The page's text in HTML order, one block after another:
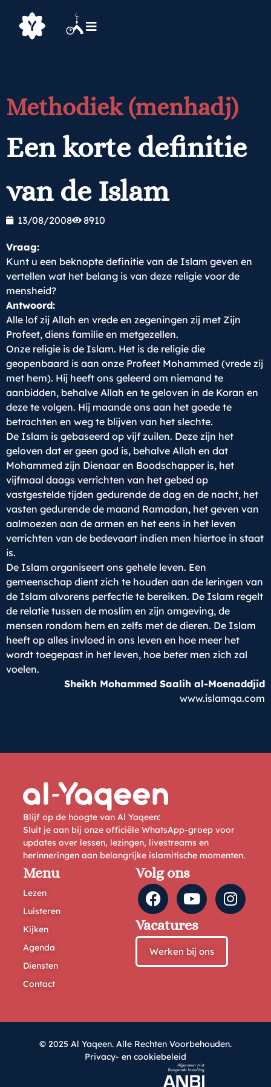
Methodiek (menhadj)
Een korte definitie
van de Islam
13/08/2008 8910
Vraag:
Kunt u een beknopte definitie van de Islam geven en
vertellen wat het belang is van deze religie voor de
mensheid?
Antwoord:
Alle lof zij Allah en vrede en zegeningen zij met Zijn
Profeet, diens familie en metgezellen.
Onze religie is de Islam. Het is de religie die
geopenbaard is aan onze Profeet Mohammed (vrede zij
met hem). Hij heeft ons geleerd om niemand te
aanbidden, behalve Allah en te geloven in de Koran en
deze te volgen. Hij maande ons aan het goede te
betrachten en weg te blijven van het slechte.
De Islam is gebaseerd op vijf zuilen. Deze zijn het
geloven dat er geen god is, behalve Allah en dat
Mohammed zijn Dienaar en Boodschapper is, het
vijfmaal daags verrichten van het gebed op
vastgestelde tijden gedurende de dag en de nacht, het
vasten gedurende de maand Ramadan, het geven van
aalmoezen aan de armen en het eens in het leven
verrichten van de bedevaart indien men hiertoe in staat
is.
De Islam organiseert ons gehele leven. Een
gemeenschap dient zich te houden aan de leringen van
de Islam alvorens perfectie te bereiken. De Islam regelt
de relatie tussen de moslim en zijn omgeving, de
mensen rondom hem en zelfs met de dieren. De Islam
heeft op alles invloed in ons leven en hoe meer het
wordt toegepast in het leven, hoe beter men zich zal
voelen.
Sheikh Mohammed Saalih al-Moenaddjid
www.islamqa.com
Blijf op de hoogte van Al Yaqeen:
Sluit je aan bij onze officiële WhatsApp-groep voor
updates over lessen, lezingen, livestreams en
herinneringen aan belangrijke islamitische momenten.
Menu
Lezen
Luisteren
Kijken
Agenda
Diensten
Contact
Volg ons
Vacatures
Werken bij ons
© 2025 Al Yaqeen. Alle Rechten Voorbehouden.
Privacy- en cookiebeleid